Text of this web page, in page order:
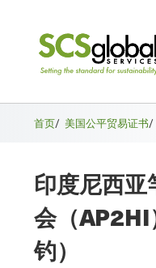
首页/ 美国公平贸易证书/
印度尼西
会（AP2HI
钓）